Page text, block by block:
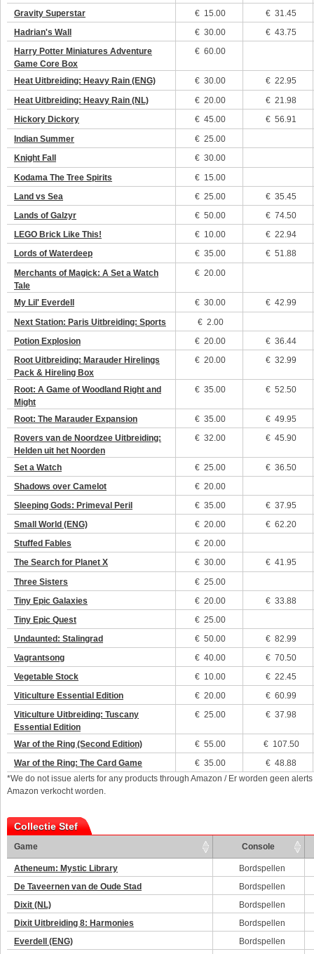
Gravity Superstar
€ 15.00
€ 31.45
Hadrian's Wall
€30.00
€ 43.75
Harry Potter Miniatures Adventure
Game Core Box
€60.00
Heat Uitbreiding: Heavy Rain (ENG) €30.00
€ 22.95
Heat Uitbreiding: Heavy Rain (NL)
€20.00
€ 21.98
Hickory Dickory
€45.00
€ 56.91
Indian Summer
€25.00
Knight Fall
€30.00
Kodama The Tree Spirits
€ 15.00
Land vs Sea
€25.00
€ 35.45
Lands of Galzyr
€50.00
€ 74.50
LEGO Brick Like This!
€ 10.00
€ 22.94
Lords of Waterdeep
€35.00
€ 51.88
Merchants of Magick: A Set a Watch
Tale
€20.00
My Lil' Everdell €30.00
€ 42.99
Next Station: Paris Uitbreiding: Sports
€ 2.00
Potion Explosion
€20.00
€ 36.44
Root Uitbreiding: Marauder Hirelings
Pack & Hireling Box
€20.00 € 32.99
Root: A Game of Woodland Right and
Might
€35.00 € 52.50
Root: The Marauder Expansion €35.00
€ 49.95
Rovers van de Noordzee Uitbreiding:
Helden uit het Noorden
€32.00 € 45.90
Set a Watch €25.00
€ 36.50
Shadows over Camelot
€20.00
Sleeping Gods: Primeval Peril
€35.00
€ 37.95
Small World (ENG)
€20.00
€ 62.20
Stuffed Fables
€20.00
The Search for Planet X
€30.00
€ 41.95
Three Sisters
€25.00
Tiny Epic Galaxies
€20.00
€ 33.88
Tiny Epic Quest
€25.00
Undaunted: Stalingrad
€50.00
€ 82.99
Vagrantsong
€40.00
€ 70.50
Vegetable Stock
€ 10.00
€ 22.45
Viticulture Essential Edition
€20.00
€ 60.99
Viticulture Uitbreiding: Tuscany
Essential Edition
€25.00 € 37.98
War of the Ring (Second Edition) €55.00
€ 107.50
War of the Ring: The Card Game
€35.00
€ 48.88
*We do not issue alerts for any products through Amazon / Er worden geen
Amazon verkocht worden.
Collectie Stef
Game Console
Atheneum: Mystic Library
Bordspellen
De Taveernen van de Oude Stad
Bordspellen
Dixit (NL)
Bordspellen
Dixit Uitbreiding 8: Harmonies
Bordspellen
Everdell (ENG)
Bordspellen